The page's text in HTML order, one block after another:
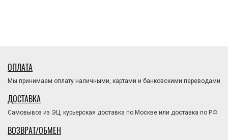
ОПЛАТА
Мы принимаем оплату наличными, картами и банковскими переводами
ДОСТАВКА
Самовывоз из ЭЦ, курьерская доставка по Москве или доставка по РФ
ВОЗВРАТ/ОБМЕН